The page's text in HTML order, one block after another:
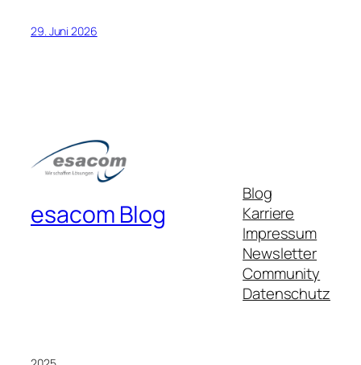
29. Juni 2026
esacom Blog
Blog
Karriere
Impressum
Newsletter
Community
Datenschutz